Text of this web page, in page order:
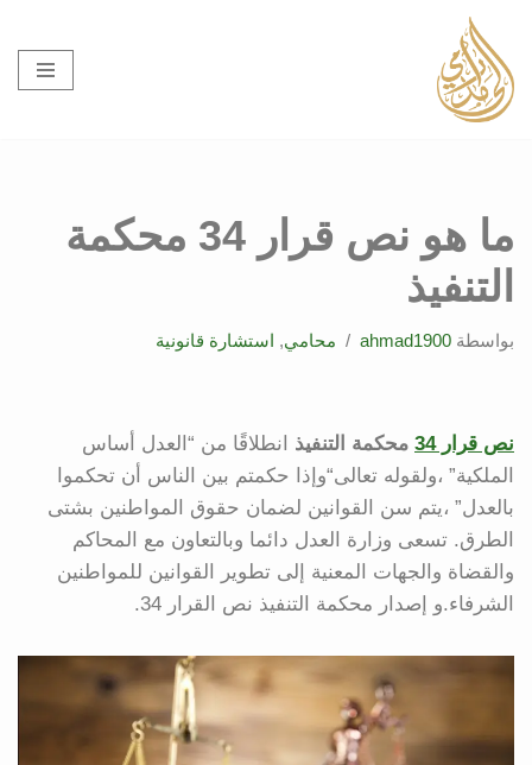
تخطى
إلى
المحتوى
ما هو نص قرار 34 محكمة
التنفيذ
بواسطة ahmad1900 محامي, استشارة قانونية
نص قرار 34 محكمة التنفيذ انطلاقًا من “العدل أساس
الملكية” ،ولقوله تعالى“وإذا حكمتم بين الناس أن تحكموا
بالعدل” ،يتم سن القوانين لضمان حقوق المواطنين بشتى
الطرق. تسعى وزارة العدل دائما وبالتعاون مع المحاكم
والقضاة والجهات المعنية إلى تطوير القوانين للمواطنين
الشرفاء.و إصدار محكمة التنفيذ نص القرار 34.